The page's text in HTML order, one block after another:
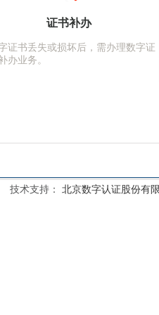
证书补办
证书丢失或损坏后，需办理数字证
办业务。